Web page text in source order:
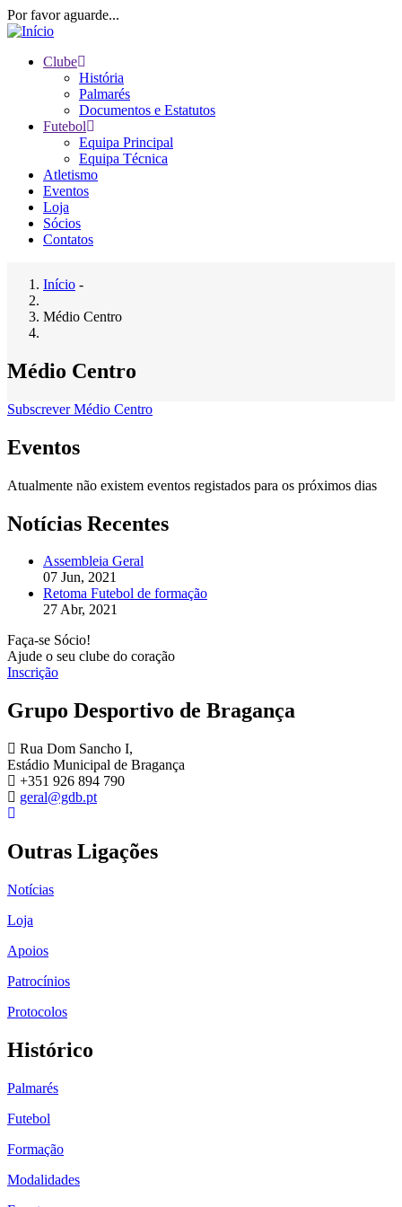
Passar
para
conteúdo
Por favor aguarde...
navigation
Clube
História
Palmarés
Documentos e Estatutos
Futebol
Equipa Principal
Equipa Técnica
Atletismo
Eventos
Loja
Sócios
Contatos
Navegação
estrutural
Início -
Médio Centro
Médio Centro
Subscrever Médio Centro
Eventos
Atualmente não existem eventos registados para os próximos dias
Notícias Recentes
Assembleia Geral
07 Jun, 2021
Retoma Futebol de formação
27 Abr, 2021
Faça-se Sócio!
Ajude o seu clube do coração
Inscrição
Grupo Desportivo de Bragança
Rua Dom Sancho I,
Estádio Municipal de Bragança
+351 926 894 790
geral@gdb.pt
Outras Ligações
Notícias
Loja
Apoios
Patrocínios
Protocolos
Histórico
Palmarés
Futebol
Formação
Modalidades